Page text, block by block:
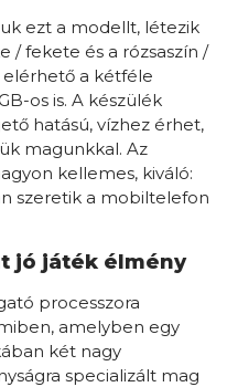
ezt a modellt, létezik
/ fekete és a rózsaszín /
elérhető a kétféle
os is. A készülék
hatású, vízhez érhet,
magunkkal. Az
kellemes, kiváló:
szeretik a mobiltelefon
jó játék élmény
processzora
amelyben egy
két nagy
specializált mag